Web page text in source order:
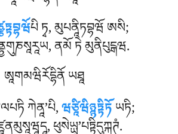
པི ཏྭ, མུཔནཱིཏབྷཝོ ཨསི;
ནམོ ཏེ མུནིཔུངྒཝ.
ཨཱགམཝིརོདྷིནོ ཡཐཱ
ཀེནཱ’པི,ཝཙཱིཝིཉྙཏྟིཏོཡཏི;